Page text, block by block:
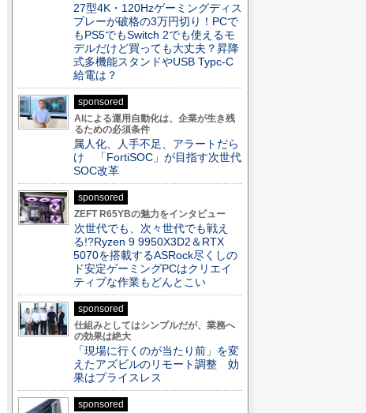
27型4K・120Hzゲーミングディス
プレーが破格の3万円切り！PCで
もPS5でもSwitch 2でも使えるモ
デルだけど買っても大丈夫？昇降
式多機能スタンドやUSB Typc-C
給電は？
sponsored
AIによる運用自動化は、企業が生き残
るための必須条件
属人化、人手不足、アラートだら
け 「FortiSOC」が目指す次世代
SOC改革
sponsored
ZEFT R65YBの魅力をインタビュー
次世代でも、次々世代でも戦え
る!?Ryzen 9 9950X3D2＆RTX
5070を搭載するASRock尽くしの
ド安定ゲーミングPCはクリエイ
ティブな作業もどんとこい
sponsored
仕組みとしてはシンプルだが、業務へ
の効果は絶大
「現場に行くのが当たり前」を変
えたアズビルのリモート調整 効
果はプライスレス
sponsored